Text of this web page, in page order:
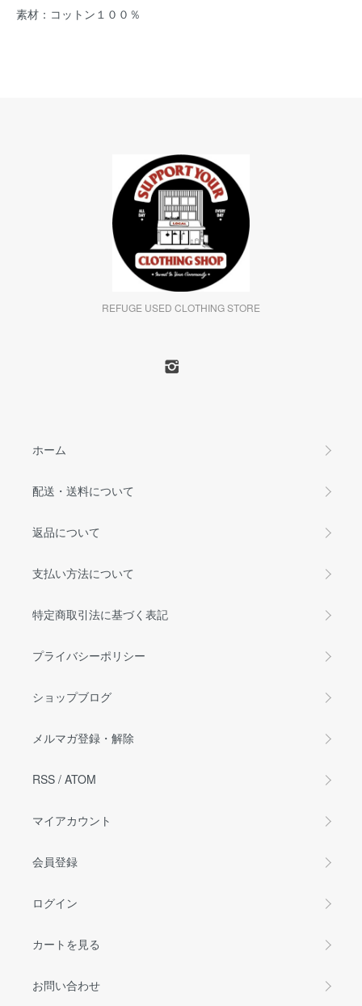
素材：コットン１００％
REFUGE USED CLOTHING STORE
ホーム
配送・送料について
返品について
支払い方法について
特定商取引法に基づく表記
プライバシーポリシー
ショップブログ
メルマガ登録・解除
RSS / ATOM
マイアカウント
会員登録
ログイン
カートを見る
お問い合わせ